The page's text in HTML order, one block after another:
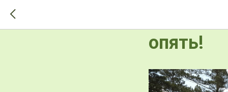
опять!